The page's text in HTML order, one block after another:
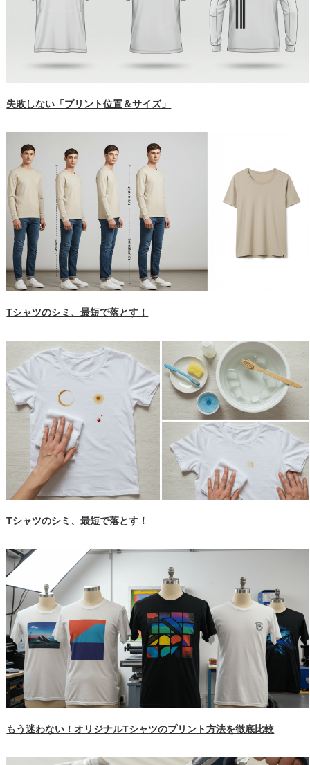
失敗しない「プリント位置＆サイズ」
Tシャツのシミ、最短で落とす！
Tシャツのシミ、最短で落とす！
もう迷わない！オリジナルTシャツのプリント方法を徹底比較